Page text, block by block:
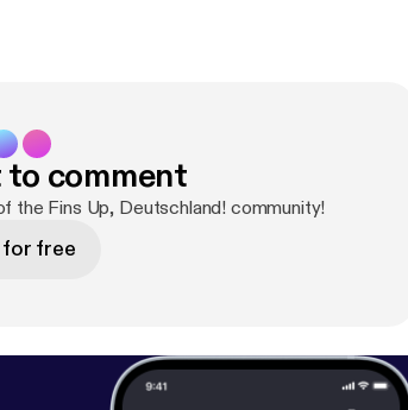
@njoyfootballde
comment
the Fins Up, Deutschland! community!
free